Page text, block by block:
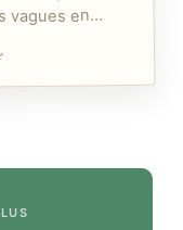
vagues en…